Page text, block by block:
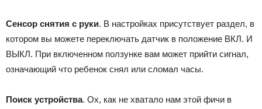
Сенсор снятия с руки. В настройках присутствует раздел, в
котором вы можете переключать датчик в положение ВКЛ. И
ВЫКЛ. При включенном ползунке вам может прийти сигнал,
означающий что ребенок снял или сломал часы.
Поиск устройства. Ох, как не хватало нам этой фичи в